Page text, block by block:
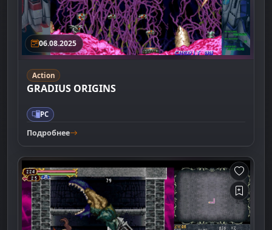
06.08.2025
Action
GRADIUS ORIGINS
PC
Подробнее